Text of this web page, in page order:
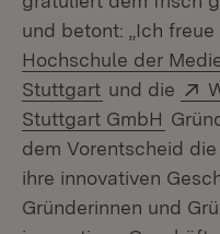
und betont: „Ich
Hochschule der
Stuttgart (Öffnet in
und die
Stuttgart GmbH
dem Vorentscheid
ihre innovativen
Gründerinnen und